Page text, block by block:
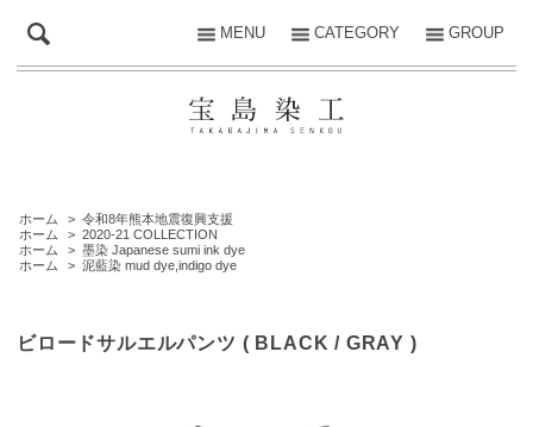
GROUP
CATEGORY
MENU
ホーム > 令和8年熊本地震復興支援
ホーム
> 2020-21 COLLECTION
ホーム
> 墨染 Japanese sumi ink dye
ホーム
> 泥藍染 mud dye,indigo dye
ビロードサルエルパンツ ( BLACK / GRAY )